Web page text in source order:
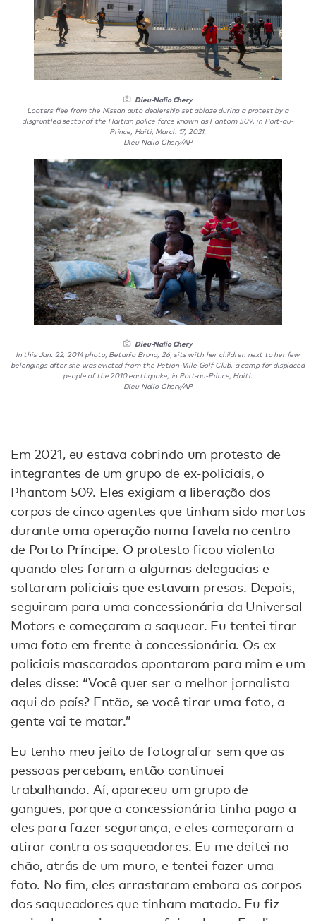
Dieu-Nalio Chery
Looters flee from the Nissan auto dealership set ablaze during a protest by a
disgruntled sector of the Haitian police force known as Fantom 509, in Port-au-
Prince, Haiti, March 17, 2021.
Dieu Nalio Chery/AP
Dieu-Nalio Chery
In this Jan. 22, 2014 photo, Betania Bruno, 26, sits with her children next to her few
belongings after she was evicted from the Petion-Ville Golf Club, a camp for displaced
people of the 2010 earthquake, in Port-au-Prince, Haiti.
Dieu Nalio Chery/AP
Em 2021, eu estava cobrindo um protesto de
integrantes de um grupo de ex-policiais, o
Phantom 509. Eles exigiam a liberação dos
corpos de cinco agentes que tinham sido mortos
durante uma operação numa favela no centro
de Porto Príncipe. O protesto ficou violento
quando eles foram a algumas delegacias e
soltaram policiais que estavam presos. Depois,
seguiram para uma concessionária da Universal
Motors e começaram a saquear. Eu tentei tirar
uma foto em frente à concessionária. Os ex-
policiais mascarados apontaram para mim e um
deles disse: “Você quer ser o melhor jornalista
aqui do país? Então, se você tirar uma foto, a
gente vai te matar.”
Eu tenho meu jeito de fotografar sem que as
pessoas percebam, então continuei
trabalhando. Aí, apareceu um grupo de
gangues, porque a concessionária tinha pago a
eles para fazer segurança, e eles começaram a
atirar contra os saqueadores. Eu me deitei no
chão, atrás de um muro, e tentei fazer uma
foto. No fim, eles arrastaram embora os corpos
dos saqueadores que tinham matado. Eu fiz